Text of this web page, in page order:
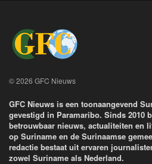
© 2026 GFC Nieuws
GFC Nieuws is een toonaangevend
gevestigd in Paramaribo. Sinds 2010
betrouwbaar nieuws, actualiteiten en
op Suriname en de Surinaamse
redactie bestaat uit ervaren
zowel Suriname als Nederland.